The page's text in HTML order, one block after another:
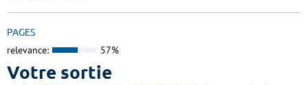
PAGES
relevance: 57%
Votre sortie